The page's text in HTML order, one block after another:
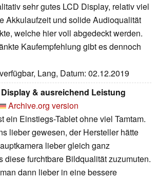
sehr gutes LCD Display, relativ viel
Akkulaufzeit und solide Audioqualität
welche hier voll abgedeckt werden.
Kaufempfehlung gibt es dennoch
Lang, Datum: 02.12.2019
& ausreichend Leistung
Archive.org version
ein Einstiegs-Tablet ohne viel Tamtam.
lieber gewesen, der Hersteller hätte
lieber gleich ganz
diese furchtbare Bildqualität zuzumuten.
dann lieber in eine bessere